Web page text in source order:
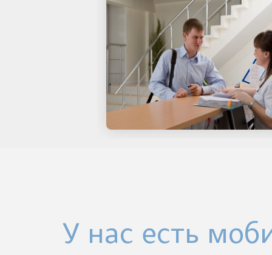
У нас есть